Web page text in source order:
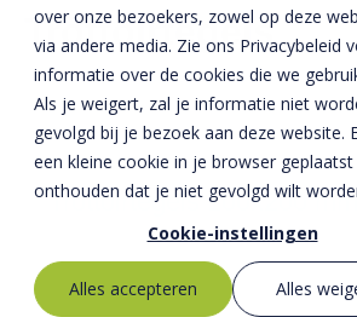
over onze bezoekers, zowel op deze
via andere media. Zie ons Privacybeleid
informatie over de cookies die we
Als je weigert, zal je informatie niet
gevolgd bij je bezoek aan deze website.
een kleine cookie in je browser
onthouden dat je niet gevolgd wilt
Cookie-instellingen
Alles accepteren
Alles
Riolering
Bestrating
Oplossingen
BTE Groep
Onze verhalen
Over ons
MVO
Trottoirtegels
Trottoirtegels 100x200 mm